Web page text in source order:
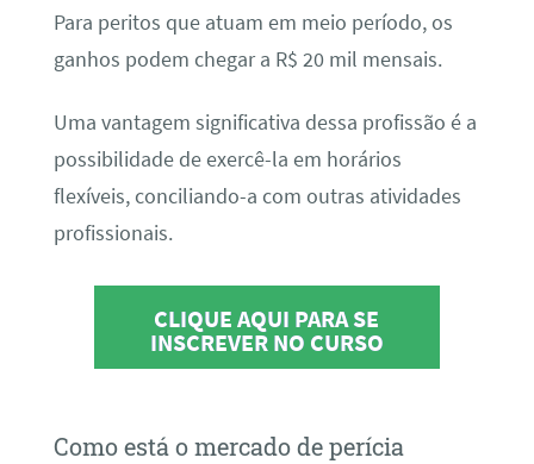
Para peritos que atuam em meio período, os
ganhos podem chegar a R$ 20 mil mensais.
Uma vantagem significativa dessa profissão é a
possibilidade de exercê-la em horários
flexíveis, conciliando-a com outras atividades
profissionais.
CLIQUE AQUI PARA SE
INSCREVER NO CURSO
Como está o mercado de perícia